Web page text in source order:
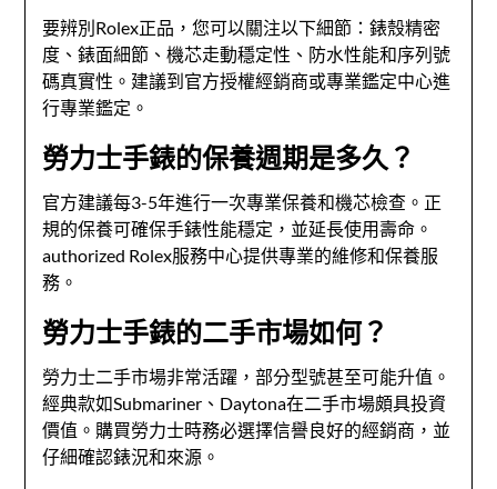
要辨別Rolex正品，您可以關注以下細節：錶殼精密
度、錶面細節、機芯走動穩定性、防水性能和序列號
碼真實性。建議到官方授權經銷商或專業鑑定中心進
行專業鑑定。
勞力士手錶的保養週期是多久？
官方建議每3-5年進行一次專業保養和機芯檢查。正
規的保養可確保手錶性能穩定，並延長使用壽命。
authorized Rolex服務中心提供專業的維修和保養服
務。
勞力士手錶的二手市場如何？
勞力士二手市場非常活躍，部分型號甚至可能升值。
經典款如Submariner、Daytona在二手市場頗具投資
價值。購買勞力士時務必選擇信譽良好的經銷商，並
仔細確認錶況和來源。